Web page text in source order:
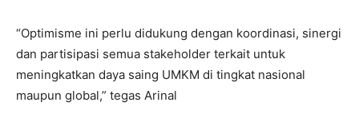
“Optimisme ini perlu didukung dengan koordinasi, sinergi
dan partisipasi semua stakeholder terkait untuk
meningkatkan daya saing UMKM di tingkat nasional
maupun global,” tegas Arinal